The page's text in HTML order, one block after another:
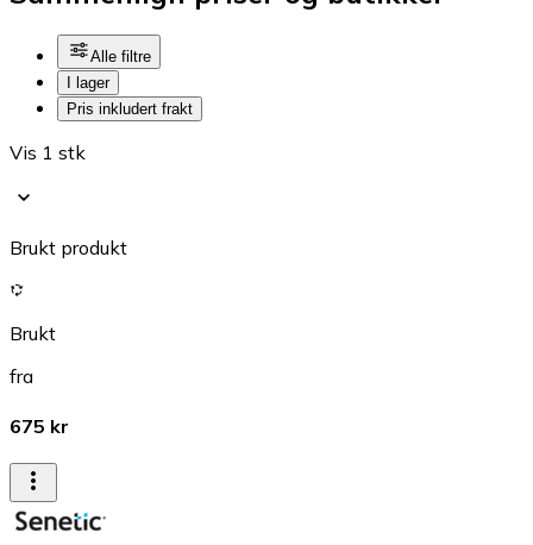
Alle filtre
I lager
Pris inkludert frakt
Vis 1 stk
Brukt produkt
Brukt
fra
675 kr